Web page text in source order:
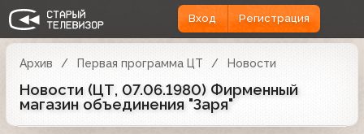
Вход Регистрация
Архив Первая программа ЦТ Новости
Новости (ЦТ, 07.06.1980) Фирменный
магазин объединения "Заря"